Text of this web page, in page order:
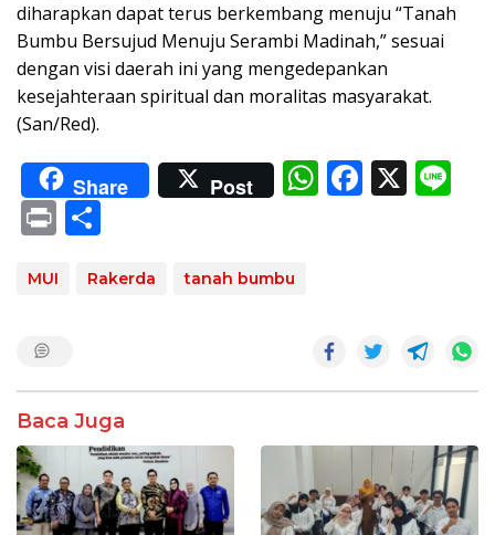
diharapkan dapat terus berkembang menuju “Tanah
Bumbu Bersujud Menuju Serambi Madinah,” sesuai
dengan visi daerah ini yang mengedepankan
kesejahteraan spiritual dan moralitas masyarakat.
(San/Red).
Share Post W
p
p
F
o
k
X
Pr
t ar
MUI Rakerda tanah bumbu
Baca Juga